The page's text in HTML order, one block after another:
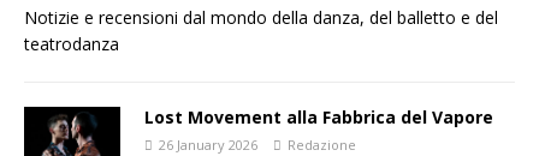
Notizie e recensioni dal mondo della danza, del balletto e del
teatrodanza
Lost Movement alla Fabbrica del Vapore
26 January 2026 Redazione